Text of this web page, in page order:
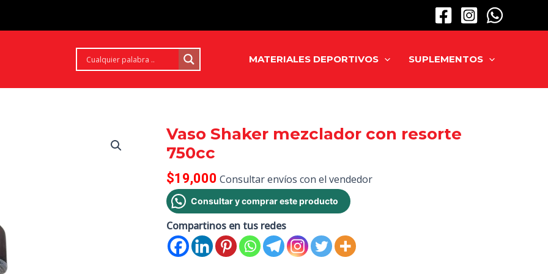
MATERIALES DEPORTIVOS SUPLEMENTOS
Vaso Shaker mezclador con resorte
750cc
$19,000 Consultar envíos con el vendedor
Consultar y comprar este producto
Compartinos en tus redes